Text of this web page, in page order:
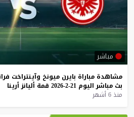
مباشر
مشاهدة مباراة بايرن ميونخ وآينتراخت
بث مباشر اليوم 21-2-2026 قمة أليانز أرينا
منذ 6 أشهر